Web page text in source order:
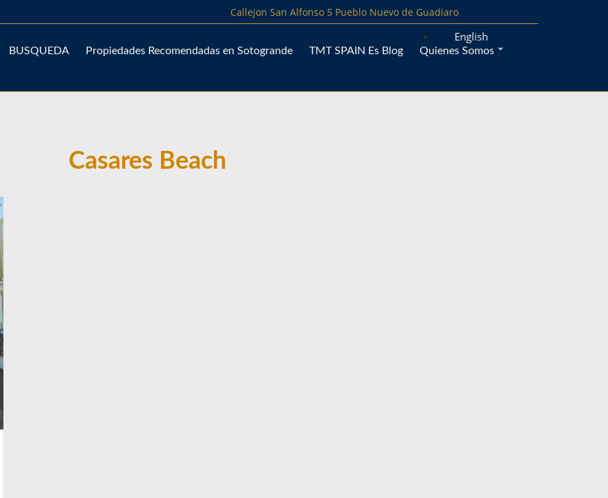
Callejon San Alfonso 5 Pueblo Nuevo de Guadiaro
English
BUSQUEDA Propiedades Recomendadas en Sotogrande TMT SPAIN Es Blog Quienes Somos
Casares Beach